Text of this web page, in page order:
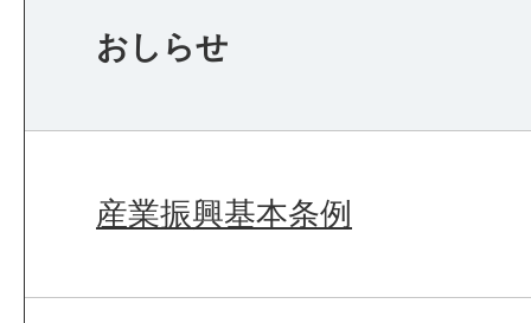
おしらせ
産業振興基本条例